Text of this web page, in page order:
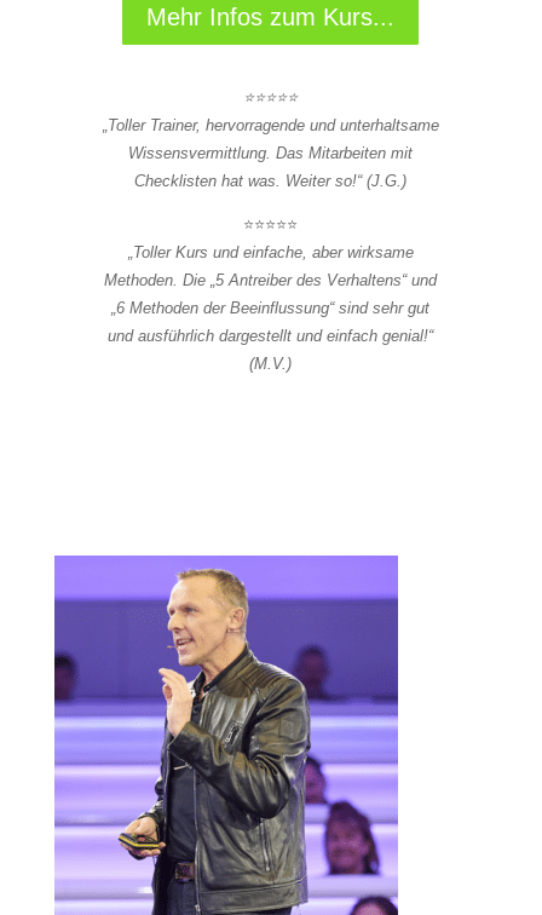
Mehr Infos zum Kurs...
⭐⭐⭐⭐⭐
„Toller Trainer, hervorragende und unterhaltsame
Wissensvermittlung. Das Mitarbeiten mit
Checklisten hat was. Weiter so!“ (J.G.)
⭐⭐⭐⭐⭐
„Toller Kurs und einfache, aber wirksame
Methoden. Die „5 Antreiber des Verhaltens“ und
„6 Methoden der Beeinflussung“ sind sehr gut
und ausführlich dargestellt und einfach genial!“
(M.V.)